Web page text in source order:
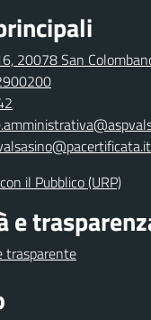
20078 San
il Pubblico (URP)
e
trasparente